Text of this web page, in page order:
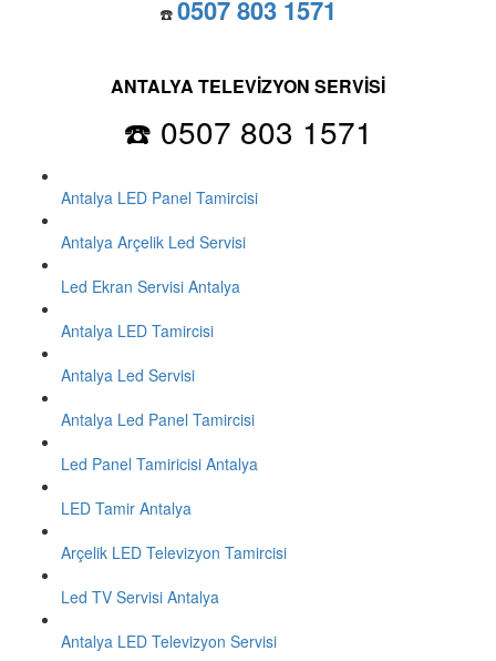
☎️ 0507 803 1571
ANTALYA TELEVİZYON SERVİSİ
☎️ 0507 803 1571
Antalya LED Panel Tamircisi
Antalya Arçelik Led Servisi
Led Ekran Servisi Antalya
Antalya LED Tamircisi
Antalya Led Servisi
Antalya Led Panel Tamircisi
Led Panel Tamiricisi Antalya
LED Tamir Antalya
Arçelik LED Televizyon Tamircisi
Led TV Servisi Antalya
Antalya LED Televizyon Servisi